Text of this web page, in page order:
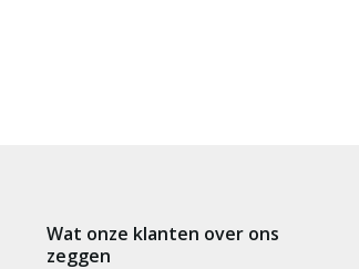
Wat onze klanten over ons
zeggen